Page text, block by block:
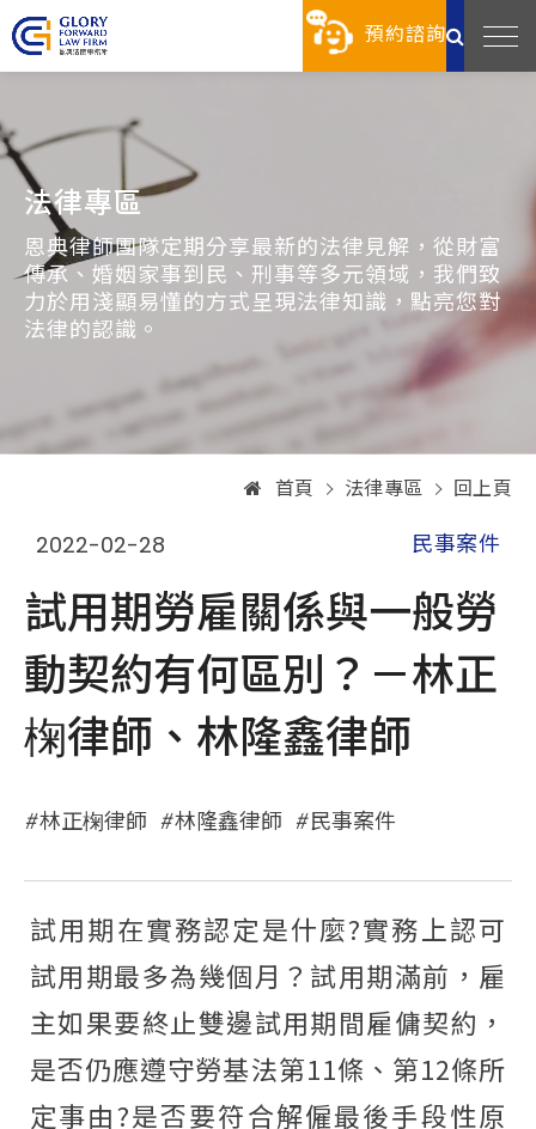
預約諮詢
法律專區
恩典律師團隊定期分享最新的法律見解，從財富
傳承、婚姻家事到民、刑事等多元領域，我們致
力於用淺顯易懂的方式呈現法律知識，點亮您對
法律的認識。
首頁 法律專區 回上頁
2022-02-28 民事案件
試用期勞雇關係與一般勞
動契約有何區別？－林正
椈律師、林隆鑫律師
林正椈律師 林隆鑫律師 民事案件
試用期在實務認定是什麼?實務上認可
試用期最多為幾個月？試用期滿前，雇
主如果要終止雙邊試用期間雇傭契約，
是否仍應遵守勞基法第11條、第12條所
定事由?是否要符合解僱最後手段性原